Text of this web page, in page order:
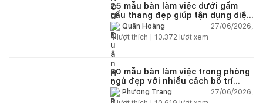
25 mẫu bàn làm việc dưới gầm
cầu thang đẹp giúp tận dụng diện
tích tưởng chừng bị bỏ quên
Quân Hoàng
27/06/2026,
4lượt thích | 10.372 lượt xem
30 mẫu bàn làm việc trong phòng
ngủ đẹp với nhiều cách bố trí
thông minh cho mọi diện tích
Phương Trang
27/06/2026,